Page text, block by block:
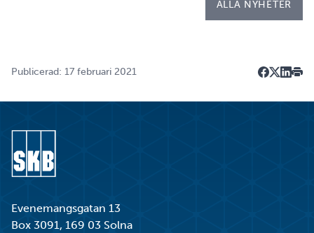
ALLA NYHETER
Publicerad: 17 februari 2021
Evenemangsgatan 13
Box 3091, 169 03 Solna